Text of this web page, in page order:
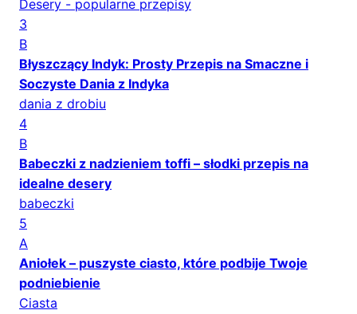
Desery - popularne przepisy
3
B
Błyszczący Indyk: Prosty Przepis na Smaczne i
Soczyste Dania z Indyka
dania z drobiu
4
B
Babeczki z nadzieniem toffi – słodki przepis na
idealne desery
babeczki
5
A
Aniołek – puszyste ciasto, które podbije Twoje
podniebienie
Ciasta